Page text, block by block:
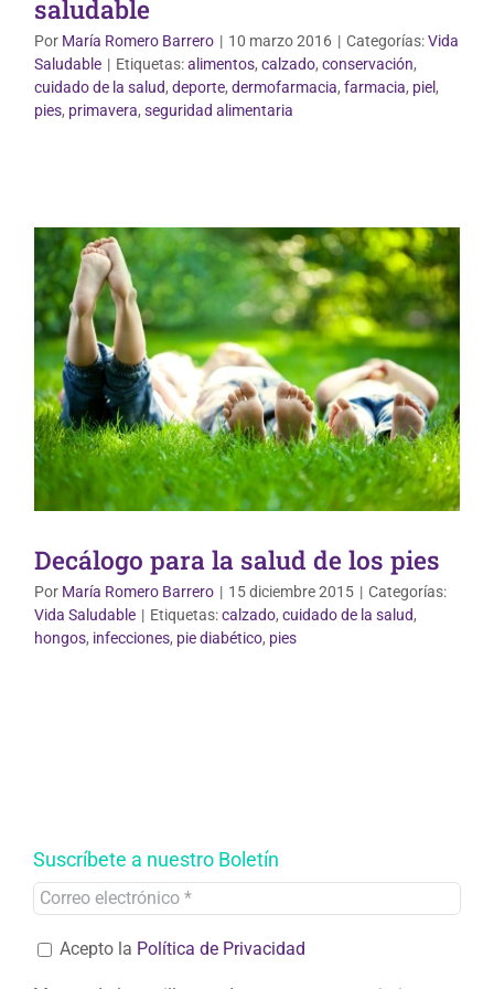
saludable
Por María Romero Barrero | 10 marzo 2016 | Categorías:Vida
Saludable | Etiquetas:alimentos, calzado, conservación,
cuidado de la salud, deporte, dermofarmacia, farmacia, piel,
pies, primavera, seguridad alimentaria
Vida Saludable
Decálogo para la salud de los pies
Por María Romero Barrero | 15 diciembre 2015 | Categorías:
Vida Saludable | Etiquetas:calzado, cuidado de la salud,
hongos, infecciones, pie diabético, pies
Suscríbete a nuestro Boletín
Acepto la Política de Privacidad